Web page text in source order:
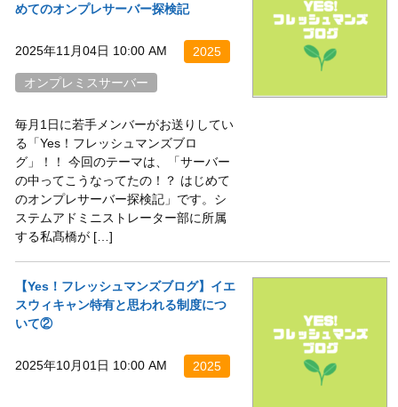
めてのオンプレサーバー探検記
2025年11月04日 10:00 AM 2025
オンプレミスサーバー
毎月1日に若手メンバーがお送りしてい
る「Yes！フレッシュマンズブロ
グ」！！ 今回のテーマは、「サーバー
の中ってこうなってたの！？ はじめて
のオンプレサーバー探検記」です。シ
ステムアドミニストレーター部に所属
する私髙橋が […]
【Yes！フレッシュマンズブログ】イエ
スウィキャン特有と思われる制度につ
いて②
2025年10月01日 10:00 AM 2025